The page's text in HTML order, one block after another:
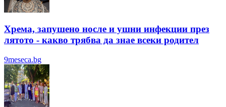
Хрема, запушено носле и ушни инфекции през
лятотo - какво трябва да знае всеки родител
9meseca.bg